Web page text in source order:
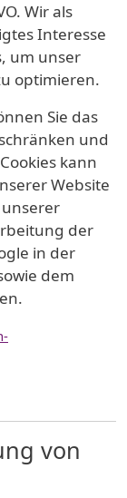
Wir als
Interesse
um unser
optimieren.
Sie das
und
kann
Website
der
in der
dem
von